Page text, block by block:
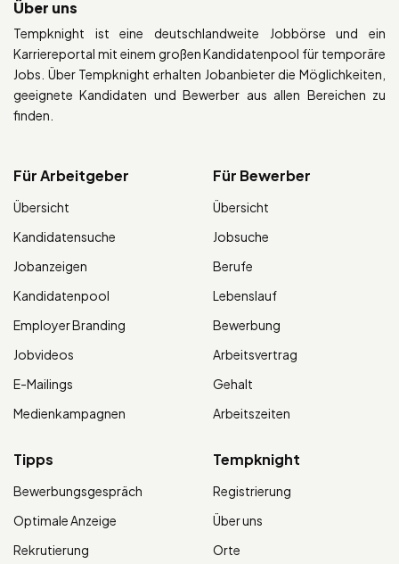
Über uns
Tempknight ist eine deutschlandweite Jobbörse und ein
Karriereportal mit einem großen Kandidatenpool für temporäre
Jobs. Über Tempknight erhalten Jobanbieter die Möglichkeiten,
geeignete Kandidaten und Bewerber aus allen Bereichen zu
finden.
Für Arbeitgeber
Übersicht
Kandidatensuche
Jobanzeigen
Kandidatenpool
Employer Branding
Jobvideos
E-Mailings
Medienkampagnen
Für Bewerber
Übersicht
Jobsuche
Berufe
Lebenslauf
Bewerbung
Arbeitsvertrag
Gehalt
Arbeitszeiten
Tipps
Bewerbungsgespräch
Optimale Anzeige
Rekrutierung
Tempknight
Registrierung
Über uns
Orte